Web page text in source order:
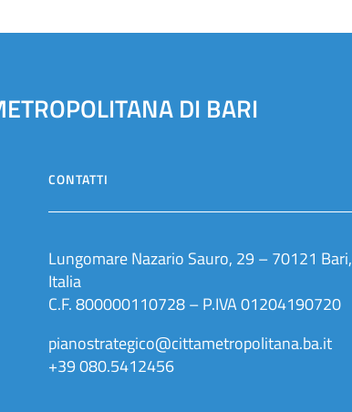
DI BARI
CONTATTI
Lungomare Nazario Sauro, 29 – 70121 Bari,
Italia
C.F. 800000110728 – P.IVA 01204190720
pianostrategico@cittametropolitana.ba.it
+39 080.5412456